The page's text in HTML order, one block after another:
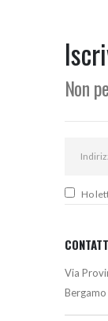
Non
Ho
Via
Bergamo